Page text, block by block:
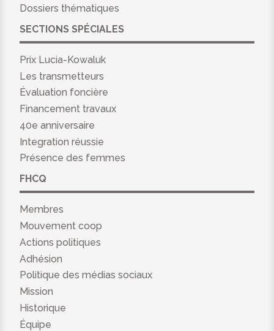
Dossiers thématiques
SECTIONS SPÉCIALES
Prix Lucia-Kowaluk
Les transmetteurs
Évaluation foncière
Financement travaux
40e anniversaire
Integration réussie
Présence des femmes
FHCQ
Membres
Mouvement coop
Actions politiques
Adhésion
Politique des médias sociaux
Mission
Historique
Équipe